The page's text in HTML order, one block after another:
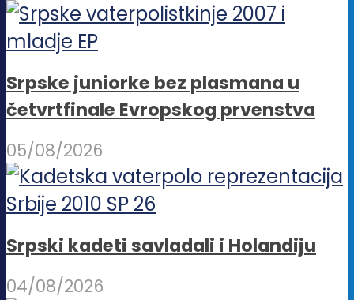
Srpske juniorke bez plasmana u
četvrtfinale Evropskog prvenstva
05/08/2026
Srpski kadeti savladali i Holandiju
04/08/2026